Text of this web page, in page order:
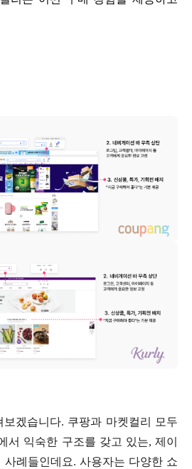
겠습니다. 쿠팡과 마켓컬리 모두
서 익숙한 구조를 갖고 있는, 제이
례들인데요. 사용자는 다양한 쇼